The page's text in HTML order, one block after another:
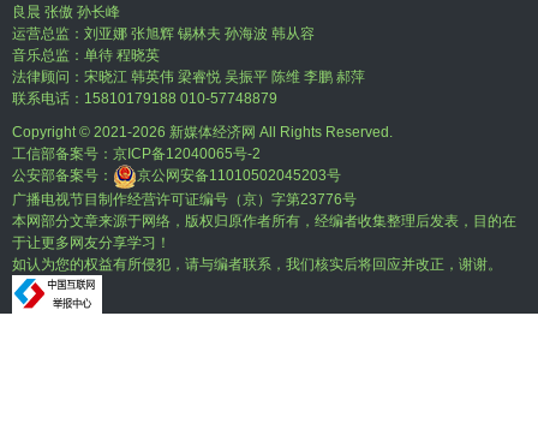
良晨 张傲 孙长峰
运营总监：刘亚娜 张旭辉 锡林夫 孙海波 韩从容
音乐总监：单待 程晓英
法律顾问：宋晓江 韩英伟 梁睿悦 吴振平 陈维 李鹏 郝萍
联系电话：15810179188 010-57748879
Copyright © 2021-2026 新媒体经济网 All Rights Reserved.
工信部备案号： 京ICP备12040065号-2
公安部备案号：
京公网安备11010502045203号
广播电视节目制作经营许可证编号（京）字第23776号
本网部分文章来源于网络，版权归原作者所有，经编者收集整理后发表，目的在
于让更多网友分享学习！
如认为您的权益有所侵犯，请与编者联系，我们核实后将回应并改正，谢谢。